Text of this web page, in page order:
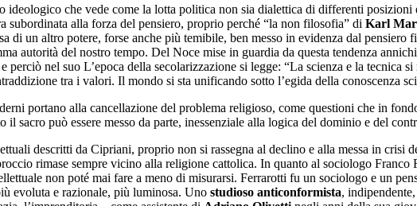
che vede come la lotta politica non sia dialettica di differenti
subordinata alla forza del pensiero, proprio perché “la non filosofia” di Karl
di un altro potere, forse anche più temibile, ben messo in evidenza dal
autorità del nostro tempo. Del Noce mise in guardia da questa tendenza
perciò nel suo L’epoca della secolarizzazione si legge: “La scienza e la
tra i valori. Il mondo si sta unificando sotto l’egida della
portano alla cancellazione del problema religioso, come questioni che in
il sacro può essere messo da parte, inessenziale alla logica del dominio e del
descritti da Cipriani, proprio non si rassegna al declino e alla messa in crisi
rimase sempre vicino alla religione cattolica. In quanto al sociologo Franco
non poté mai fare a meno di misurarsi. Ferrarotti fu un sociologo e un
evoluta e razionale, più luminosa. Uno studioso anticonformista,